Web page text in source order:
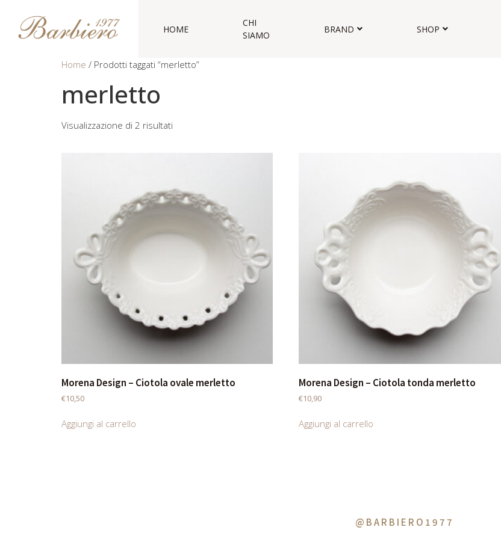
HOME
CHI
SIAMO
BRAND SHOP
Home / Prodotti taggati “merletto”
merletto
Visualizzazione di 2 risultati
Morena Design – Ciotola ovale merletto
€10,50
Aggiungi al carrello
Morena Design – Ciotola tonda merletto
€10,90
Aggiungi al carrello
@BARBIERO1977